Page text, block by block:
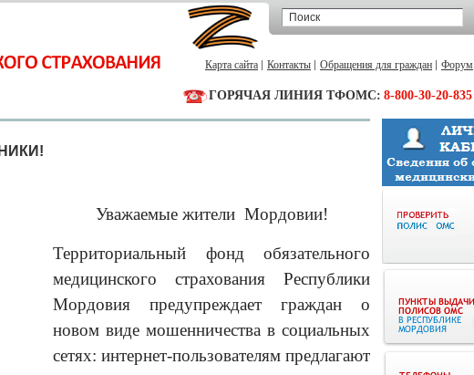
Карта сайта Контакты Обращения для граждан Форум
ГОРЯЧАЯ ЛИНИЯ ТФОМС: 8-800-30-20-835
Уважаемые жители Мордовии!
Территориальный фонд обязательного
медицинского страхования Республики
Мордовия предупреждает граждан о
новом виде мошенничества в социальных
сетях: интернет-пользователям предлагают